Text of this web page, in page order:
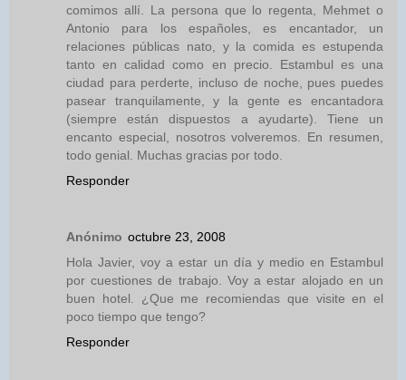
comimos allí. La persona que lo regenta, Mehmet o
Antonio para los españoles, es encantador, un
relaciones públicas nato, y la comida es estupenda
tanto en calidad como en precio. Estambul es una
ciudad para perderte, incluso de noche, pues puedes
pasear tranquilamente, y la gente es encantadora
(siempre están dispuestos a ayudarte). Tiene un
encanto especial, nosotros volveremos. En resumen,
todo genial. Muchas gracias por todo.
Responder
Anónimo octubre 23, 2008
Hola Javier, voy a estar un día y medio en Estambul
por cuestiones de trabajo. Voy a estar alojado en un
buen hotel. ¿Que me recomiendas que visite en el
poco tiempo que tengo?
Responder